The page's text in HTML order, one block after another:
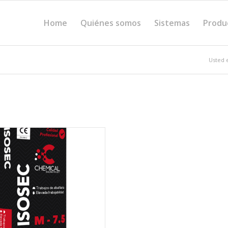
Home Quiénes somos Sistemas
Usted